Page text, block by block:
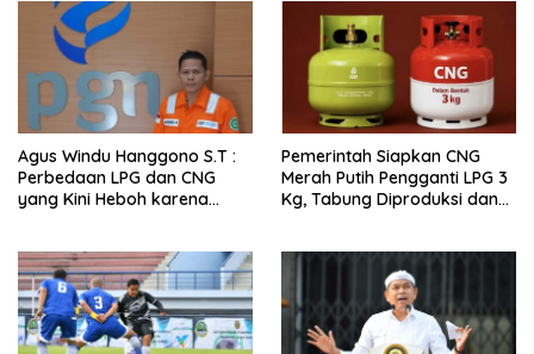
Agus Windu Hanggono S.T :
Perbedaan LPG dan CNG
yang Kini Heboh karena
Pemerintah Siapkan CNG
Merah Putih Pengganti LPG 3
Kg, Tabung Diproduksi dan